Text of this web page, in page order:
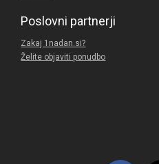
Poslovni partnerji
Zakaj 1nadan.si?
Želite objaviti ponudbo